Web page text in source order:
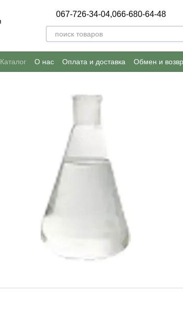
067-726-34-04,066-680-64-48
Каталог О нас Оплата и доставка Обмен и
Пользовательское соглашение